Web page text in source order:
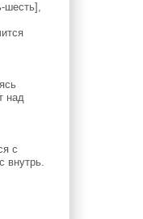
шесть],
над
с
внутрь.